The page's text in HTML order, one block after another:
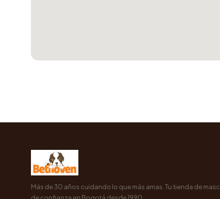
Más de 30 años cuidando lo que más amas. Tu tienda de